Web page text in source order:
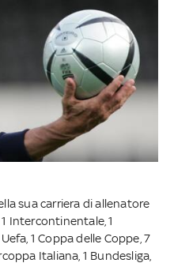
sua carriera di allenatore
Intercontinentale, 1
1 Coppa delle Coppe, 7
Italiana, 1 Bundesliga,